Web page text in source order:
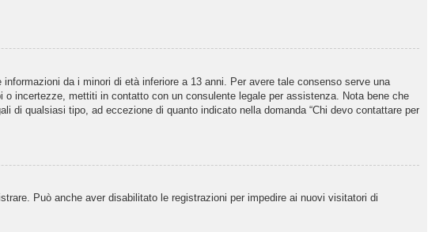
da i minori di età inferiore a 13 anni. Per avere tale consenso serve una
incertezze, mettiti in contatto con un consulente legale per assistenza. Nota bene che
di qualsiasi tipo, ad eccezione di quanto indicato nella domanda “Chi devo contattare per
Può anche aver disabilitato le registrazioni per impedire ai nuovi visitatori di